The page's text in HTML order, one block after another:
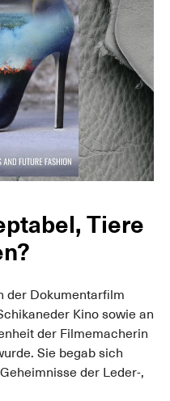
Tiere
der Dokumentarfilm
Kino sowie an
der Filmemacherin
Sie begab sich
der Leder-,